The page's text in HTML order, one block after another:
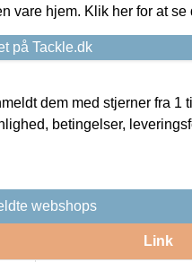
vare hjem. Klik her for at se
på Tackle.dk
dem med stjerner fra 1
betingelser,
webshops
Link